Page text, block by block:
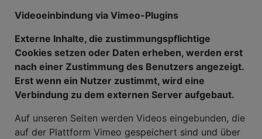
Videoeinbindung via Vimeo-Plugins
Externe Inhalte, die zustimmungspflichtige
Cookies setzen oder Daten erheben, werden erst
nach einer Zustimmung des Benutzers angezeigt.
Erst wenn ein Nutzer zustimmt, wird eine
Verbindung zu dem externen Server aufgebaut.
Auf unseren Seiten werden Videos eingebunden, die
auf der Plattform Vimeo gespeichert sind und über